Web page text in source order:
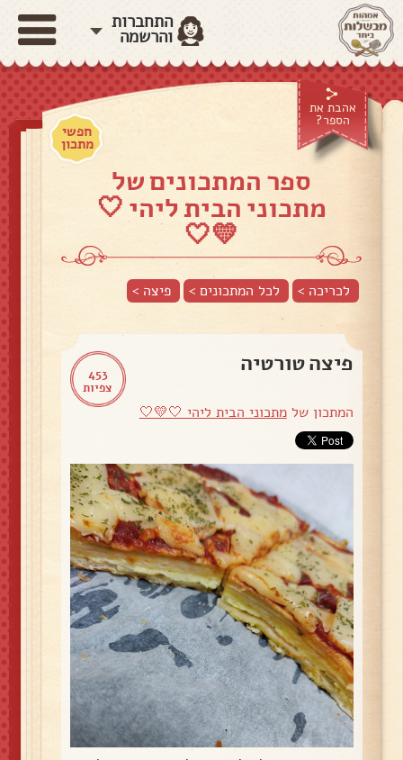
התחברות
והרשמה
אהבת את
הספר?
חפשי
מתכון
ספר המתכונים של
מתכוני הבית ליהי 🤍
💛🤍
לכריכה > לכל המתכונים > פיצה >
453
צפיות
פיצה טורטיה
המתכון שלמתכוני הבית ליהי 🤍💛🤍